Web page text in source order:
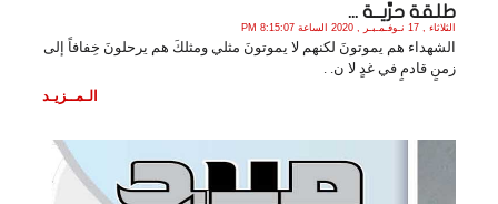
طلقة حرِّيــة ...
الثلاثاء , 17 نـوفـمـبـر , 2020 الساعة 8:15:07 PM
الشهداء هم يموتونَ لكنهم لا يموتونَ مثلي ومثلكَ هم يرحلونَ خِفافاً إلى
زمنٍ قادمٍ في غدٍ لا ن. .
الـمــزيـد